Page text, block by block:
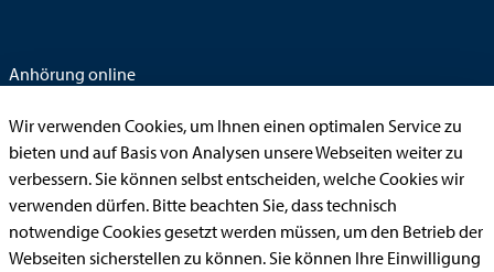
Anhörung online
Bauantrag
Begleitetes Fahren ab 17 (Erstantrag)
Reiterplakette (Verlängerungsantrag online)
Wir verwenden Cookies, um Ihnen einen optimalen Service zu
bieten und auf Basis von Analysen unsere Webseiten weiter zu
verbessern. Sie können selbst entscheiden, welche Cookies wir
verwenden dürfen. Bitte beachten Sie, dass technisch
notwendige Cookies gesetzt werden müssen, um den Betrieb der
Webseiten sicherstellen zu können. Sie können Ihre Einwilligung